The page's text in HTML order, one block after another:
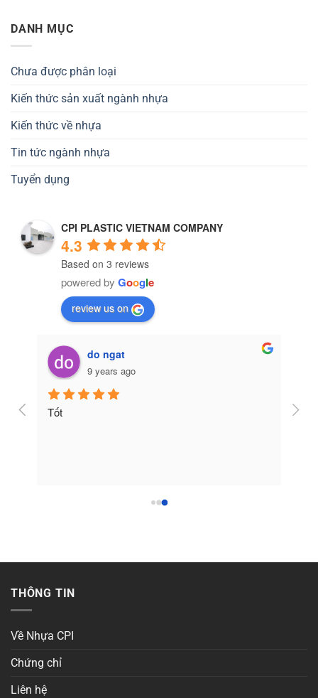
DANH MỤC
Chưa được phân loại
Kiến thức sản xuất ngành nhựa
Kiến thức về nhựa
Tin tức ngành nhựa
Tuyển dụng
CPI PLASTIC VIETNAM COMPANY
4.3
Based on 3 reviews
powered by Google
review us on
do ngat
9 years ago
Tốt
THÔNG TIN
Về Nhựa CPI
Chứng chỉ
Liên hệ